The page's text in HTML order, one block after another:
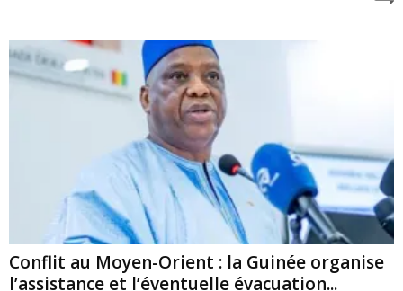
Conflit au Moyen-Orient : la Guinée organise
l’assistance et l’éventuelle évacuation...